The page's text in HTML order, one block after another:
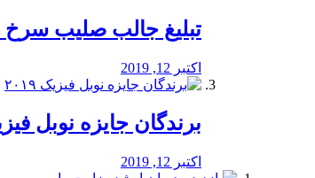
تبلیغ جالب صلیب سرخ
اکتبر 12, 2019
برندگان جایزه نوبل فیزیک
اکتبر 12, 2019